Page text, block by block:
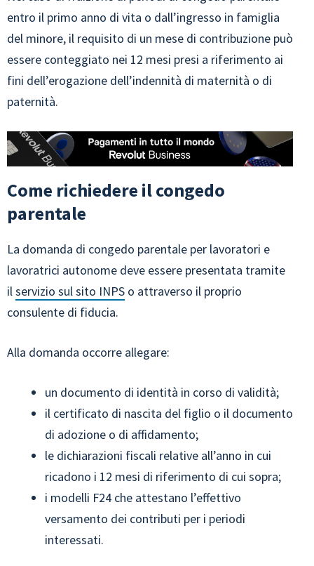
entro il primo anno di vita o dall’ingresso in famiglia
del minore, il requisito di un mese di contribuzione può
essere conteggiato nei 12 mesi presi a riferimento ai
fini dell’erogazione dell’indennità di maternità o di
paternità.
Come richiedere il congedo
parentale
La domanda di congedo parentale per lavoratori e
lavoratrici autonome deve essere presentata tramite
ilservizio sul sito INPS o attraverso il proprio
consulente di fiducia.
Alla domanda occorre allegare:
un documento di identità in corso di validità;
il certificato di nascita del figlio o il documento
di adozione o di affidamento;
le dichiarazioni fiscali relative all’anno in cui
ricadono i 12 mesi di riferimento di cui sopra;
i modelli F24 che attestano l’effettivo
versamento dei contributi per i periodi
interessati.